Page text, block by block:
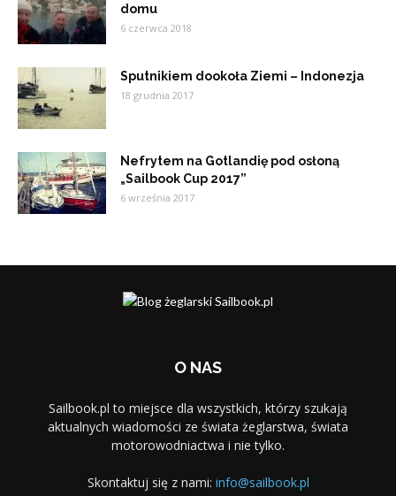
domu
6 czerwca 2018
Sputnikiem dookoła Ziemi – Indonezja
18 grudnia 2017
Nefrytem na Gotlandię pod osłoną
„Sailbook Cup 2017”
6 września 2017
O NAS
Sailbook.pl to miejsce dla wszystkich, którzy szukają
aktualnych wiadomości ze świata żeglarstwa, świata
motorowodniactwa i nie tylko.
Skontaktuj się z nami: info@sailbook.pl